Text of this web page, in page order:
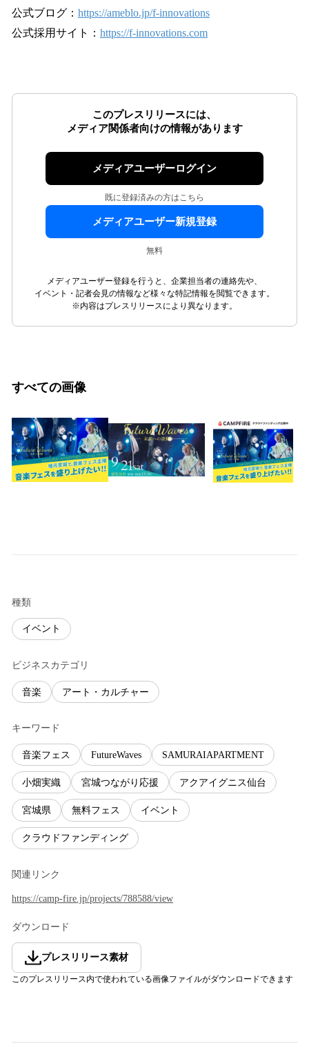
公式ブログ： https://ameblo.jp/f-innovations
公式採⽤サイト： https://f-innovations.com
このプレスリリースには、
メディア関係者向けの情報があります
メディアユーザーログイン
既に登録済みの方はこちら
メディアユーザー新規登録
無料
メディアユーザー登録を行うと、企業担当者の連絡先や、
イベント・記者会見の情報など様々な特記情報を閲覧できます。
※内容はプレスリリースにより異なります。
すべての画像
種類
イベント
ビジネスカテゴリ
音楽 アート・カルチャー
キーワード
音楽フェス FutureWaves SAMURAIAPARTMENT
小畑実織 宮城つながり応援 アクアイグニス仙台
宮城県 無料フェス イベント
クラウドファンディング
関連リンク
https://camp-fire.jp/projects/788588/view
ダウンロード
プレスリリース素材
このプレスリリース内で使われている画像ファイルがダウンロードできます